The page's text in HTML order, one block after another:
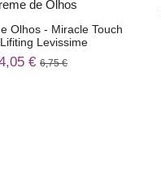
Olhos - Miracle Touch
Levissime
€6,75 €